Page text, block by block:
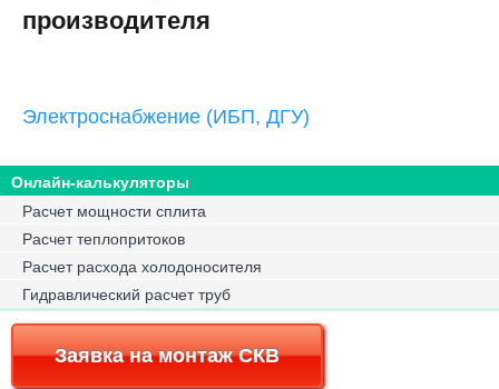
производителя
Электроснабжение (ИБП, ДГУ)
Онлайн-калькуляторы
Расчет мощности сплита
Расчет теплопритоков
Расчет расхода холодоносителя
Гидравлический расчет труб
Заявка на монтаж СКВ